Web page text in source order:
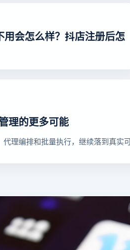
用会怎么样？抖店注册后怎
理的更多可能
理编排和批量执行，继续落到真实